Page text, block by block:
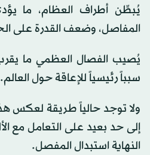
يُبطِّن أطراف العظام، ما
المفاصل، وضعف القدرة على
يُصيب الفصال العظمي ما
سبباً رئيسياً للإعاقة حول العالم.
ولا توجد حالياً طريقة لعكس
إلى حد بعيد على التعامل مع
النهاية استبدال المفصل.